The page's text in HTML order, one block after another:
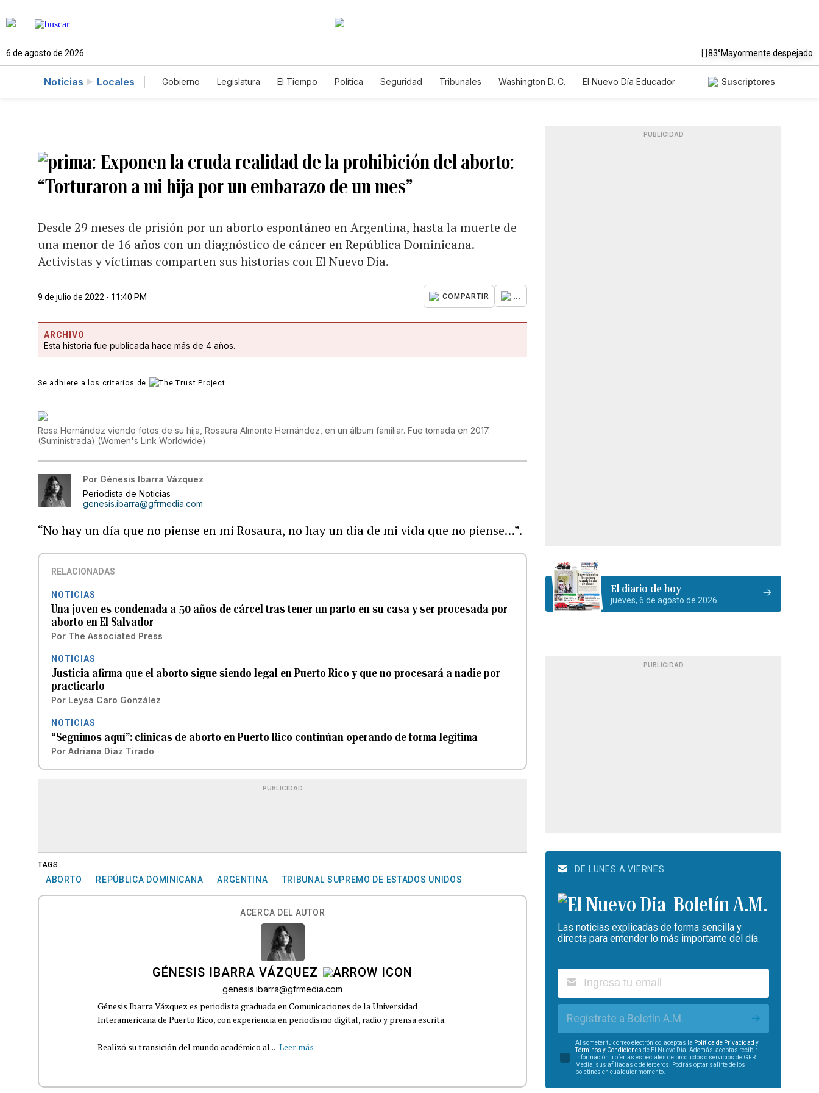
6 de agosto de 2026 83°Mayormente despejado
Noticias Locales Gobierno Legislatura El Tiempo Política Seguridad Tribunales Washington D. C.
El Nuevo Día Educador
Suscriptores
Exponen la cruda realidad de la prohibición del aborto:
“Torturaron a mi hija por un embarazo de un mes”
Desde 29 meses de prisión por un aborto espontáneo en Argentina, hasta la muerte de
una menor de 16 años con un diagnóstico de cáncer en República Dominicana.
Activistas y víctimas comparten sus historias con El Nuevo Día.
9 de julio de 2022 - 11:40 PM COMPARTIR ...
ARCHIVO
Esta historia fue publicada hace más de 4 años.
Se adhiere a los criterios de
Rosa Hernández viendo fotos de su hija, Rosaura Almonte Hernández, en un álbum familiar. Fue tomada en 2017.
(Suministrada) (Women's Link Worldwide)
Por Génesis Ibarra Vázquez
Periodista de Noticias
genesis.ibarra@gfrmedia.com
“No hay un día que no piense en mi Rosaura, no hay un día de mi vida que no piense…”.
RELACIONADAS
NOTICIAS
Una joven es condenada a 50 años de cárcel tras tener un parto en su casa y ser procesada por
aborto en El Salvador
Por The Associated Press
NOTICIAS
Justicia afirma que el aborto sigue siendo legal en Puerto Rico y que no procesará a nadie por
practicarlo
Por Leysa Caro González
NOTICIAS
“Seguimos aquí”: clínicas de aborto en Puerto Rico continúan operando de forma legítima
Por Adriana Díaz Tirado
PUBLICIDAD
TAGS
ABORTO REPÚBLICA DOMINICANA ARGENTINA TRIBUNAL SUPREMO DE ESTADOS UNIDOS
ACERCA DEL AUTOR
GÉNESIS IBARRA VÁZQUEZ
genesis.ibarra@gfrmedia.com
Génesis Ibarra Vázquez es periodista graduada en Comunicaciones de la Universidad
Interamericana de Puerto Rico, con experiencia en periodismo digital, radio y prensa escrita.
Realizó su transición del mundo académico al... Leer más
PUBLICIDAD
El diario de hoy
jueves, 6 de agosto de 2026
PUBLICIDAD
DE LUNES A VIERNES
Boletín A.M.
Las noticias explicadas de forma sencilla y
directa para entender lo más importante del día.
Regístrate a Boletín A.M.
Al someter tu correo electrónico, aceptas la Política de Privacidad y
Términos y Condiciones de El Nuevo Día. Además, aceptas recibir
información u ofertas especiales de productos o servicios de GFR
Media, sus afiliadas o de terceros. Podrás optar salirte de los
boletines en cualquier momento.